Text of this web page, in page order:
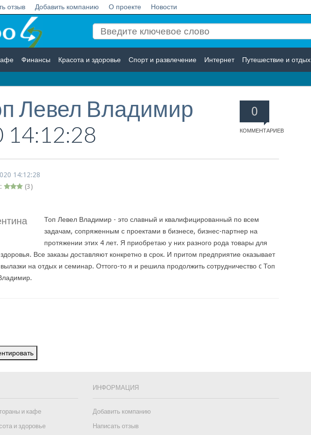
отзыв Добавить компанию О проекте Новости
Финансы Красота и здоровье Спорт и развлечение Интернет Путешествие и отдых
0
КОММЕНТАРИЕВ
Левел Владимир
14:12:28
14:12:28
(3)
Топ Левел Владимир - это славный и квалифицированный по всем
задачам, сопряженным с проектами в бизнесе, бизнес-партнер на
протяжении этих 4 лет. Я приобретаю у них разного рода товары для
Все заказы доставляют конкретно в срок. И притом предприятие оказывает
на отдых и семинар. Оттого-то я и решила продолжить сотрудничество c Топ
и кафе
и здоровье
ИНФОРМАЦИЯ
Добавить компанию
Написать отзыв